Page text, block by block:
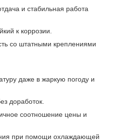
и стабильная работа
к коррозии.
со штатными креплениями
даже в жаркую погоду и
доработок.
соотношение цены и
при помощи охлаждающей